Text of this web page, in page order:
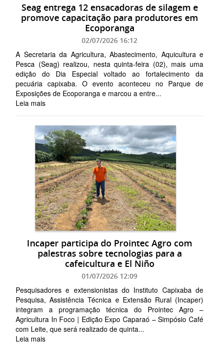
Seag entrega 12 ensacadoras de silagem e
promove capacitação para produtores em
Ecoporanga
02/07/2026 16:12
A Secretaria da Agricultura, Abastecimento, Aquicultura e
Pesca (Seag) realizou, nesta quinta-feira (02), mais uma
edição do Dia Especial voltado ao fortalecimento da
pecuária capixaba. O evento aconteceu no Parque de
Exposições de Ecoporanga e marcou a entre...
Leia mais
Incaper participa do Prointec Agro com
palestras sobre tecnologias para a
cafeicultura e El Niño
01/07/2026 12:09
Pesquisadores e extensionistas do Instituto Capixaba de
Pesquisa, Assistência Técnica e Extensão Rural (Incaper)
integram a programação técnica do Prointec Agro –
Agricultura In Foco | Edição Expo Caparaó – Simpósio Café
com Leite, que será realizado de quinta...
Leia mais